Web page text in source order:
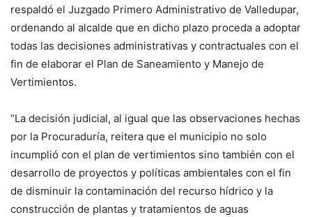
respaldó el Juzgado Primero Administrativo de Valledupar,
ordenando al alcalde que en dicho plazo proceda a adoptar
todas las decisiones administrativas y contractuales con el
fin de elaborar el Plan de Saneamiento y Manejo de
Vertimientos.
“La decisión judicial, al igual que las observaciones hechas
por la Procuraduría, reitera que el municipio no solo
incumplió con el plan de vertimientos sino también con el
desarrollo de proyectos y políticas ambientales con el fin
de disminuir la contaminación del recurso hídrico y la
construcción de plantas y tratamientos de aguas